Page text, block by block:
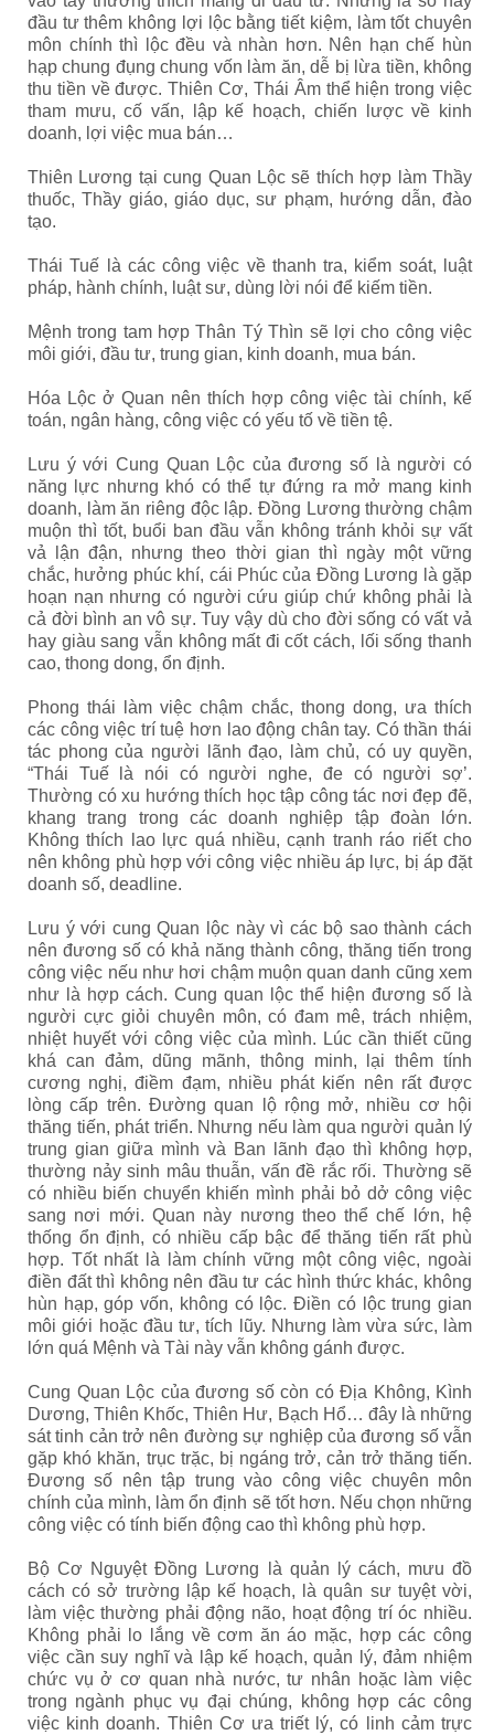
đầu tư thêm không lợi lộc bằng tiết kiệm, làm tốt chuyên
môn chính thì lộc đều và nhàn hơn. Nên hạn chế hùn
hạp chung đụng chung vốn làm ăn, dễ bị lừa tiền, không
thu tiền về được. Thiên Cơ, Thái Âm thể hiện trong việc
tham mưu, cố vấn, lập kế hoạch, chiến lược về kinh
doanh, lợi việc mua bán…
Thiên Lương tại cung Quan Lộc sẽ thích hợp làm Thầy
thuốc, Thầy giáo, giáo dục, sư phạm, hướng dẫn, đào
tạo.
Thái Tuế là các công việc về thanh tra, kiểm soát, luật
pháp, hành chính, luật sư, dùng lời nói để kiếm tiền.
Mệnh trong tam hợp Thân Tý Thìn sẽ lợi cho công việc
môi giới, đầu tư, trung gian, kinh doanh, mua bán.
Hóa Lộc ở Quan nên thích hợp công việc tài chính, kế
toán, ngân hàng, công việc có yếu tố về tiền tệ.
Lưu ý với Cung Quan Lộc của đương số là người có
năng lực nhưng khó có thể tự đứng ra mở mang kinh
doanh, làm ăn riêng độc lập. Đồng Lương thường chậm
muộn thì tốt, buổi ban đầu vẫn không tránh khỏi sự vất
vả lận đận, nhưng theo thời gian thì ngày một vững
chắc, hưởng phúc khí, cái Phúc của Đồng Lương là gặp
hoạn nạn nhưng có người cứu giúp chứ không phải là
cả đời bình an vô sự. Tuy vậy dù cho đời sống có vất vả
hay giàu sang vẫn không mất đi cốt cách, lối sống thanh
cao, thong dong, ổn định.
Phong thái làm việc chậm chắc, thong dong, ưa thích
các công việc trí tuệ hơn lao động chân tay. Có thần thái
tác phong của người lãnh đạo, làm chủ, có uy quyền,
“Thái Tuế là nói có người nghe, đe có người sợ’.
Thường có xu hướng thích học tập công tác nơi đẹp đẽ,
khang trang trong các doanh nghiệp tập đoàn lớn.
Không thích lao lực quá nhiều, cạnh tranh ráo riết cho
nên không phù hợp với công việc nhiều áp lực, bị áp đặt
doanh số, deadline.
Lưu ý với cung Quan lộc này vì các bộ sao thành cách
nên đương số có khả năng thành công, thăng tiến trong
công việc nếu như hơi chậm muộn quan danh cũng xem
như là hợp cách. Cung quan lộc thể hiện đương số là
người cực giỏi chuyên môn, có đam mê, trách nhiệm,
nhiệt huyết với công việc của mình. Lúc cần thiết cũng
khá can đảm, dũng mãnh, thông minh, lại thêm tính
cương nghị, điềm đạm, nhiều phát kiến nên rất được
lòng cấp trên. Đường quan lộ rộng mở, nhiều cơ hội
thăng tiến, phát triển. Nhưng nếu làm qua người quản lý
trung gian giữa mình và Ban lãnh đạo thì không hợp,
thường nảy sinh mâu thuẫn, vấn đề rắc rối. Thường sẽ
có nhiều biến chuyển khiến mình phải bỏ dở công việc
sang nơi mới. Quan này nương theo thể chế lớn, hệ
thống ổn định, có nhiều cấp bậc để thăng tiến rất phù
hợp. Tốt nhất là làm chính vững một công việc, ngoài
điền đất thì không nên đầu tư các hình thức khác, không
hùn hạp, góp vốn, không có lộc. Điền có lộc trung gian
môi giới hoặc đầu tư, tích lũy. Nhưng làm vừa sức, làm
lớn quá Mệnh và Tài này vẫn không gánh được.
Cung Quan Lộc của đương số còn có Địa Không, Kình
Dương, Thiên Khốc, Thiên Hư, Bạch Hổ… đây là những
sát tinh cản trở nên đường sự nghiệp của đương số vẫn
gặp khó khăn, trục trặc, bị ngáng trở, cản trở thăng tiến.
Đương số nên tập trung vào công việc chuyên môn
chính của mình, làm ổn định sẽ tốt hơn. Nếu chọn những
công việc có tính biến động cao thì không phù hợp.
Bộ Cơ Nguyệt Đồng Lương là quản lý cách, mưu đồ
cách có sở trường lập kế hoạch, là quân sư tuyệt vời,
làm việc thường phải động não, hoạt động trí óc nhiều.
Không phải lo lắng về cơm ăn áo mặc, hợp các công
việc cần suy nghĩ và lập kế hoạch, quản lý, đảm nhiệm
chức vụ ở cơ quan nhà nước, tư nhân hoặc làm việc
trong ngành phục vụ đại chúng, không hợp các công
việc kinh doanh. Thiên Cơ ưa triết lý, có linh cảm trực